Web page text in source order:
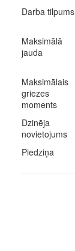
Darba tilpums
Maksimālā
jauda
Maksimālais
griezes
moments
Dzinēja
novietojums
Piedziņa